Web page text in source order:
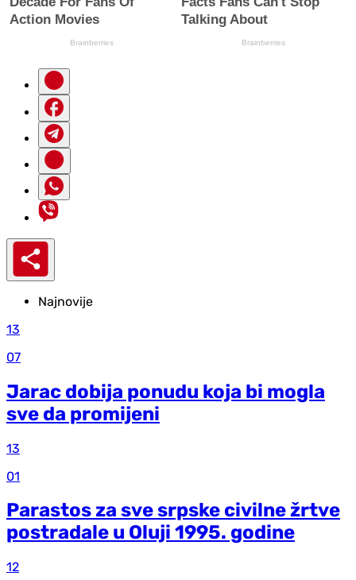
Najnovije
13
07
Jarac dobija ponudu koja bi mogla
sve da promijeni
13
01
Parastos za sve srpske civilne žrtve
postradale u Oluji 1995. godine
12